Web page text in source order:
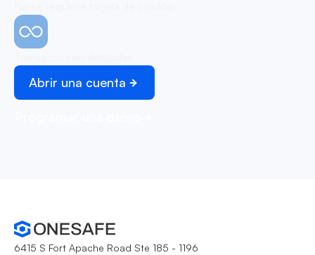
Abrir una cuenta
6415 S Fort Apache Road Ste 185 - 1196